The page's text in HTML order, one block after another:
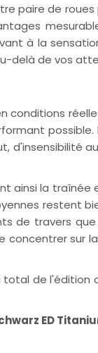
de roues
mesurables,
à la
de vos
conditions
possible.
d'insensibilité
ainsi la
restent
de travers que
concentrer sur
total de
ED